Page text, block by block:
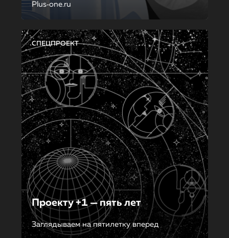
Plus‑one.ru
СПЕЦПРОЕКТ
Проекту +1 — пять лет
Заглядываем на пятилетку вперед